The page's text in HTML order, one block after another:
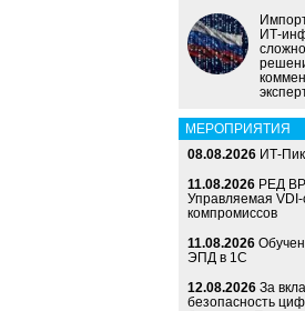
ИТ-
МЕРОПРИЯТИЯ
08.08.2026 ИТ-
11.08.2026 РЕД
Управляемая VDI-
компромиссов
11.08.2026
ЭПД в 1С
12.08.2026 За
безопасность